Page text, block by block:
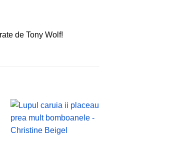
de Tony Wolf!